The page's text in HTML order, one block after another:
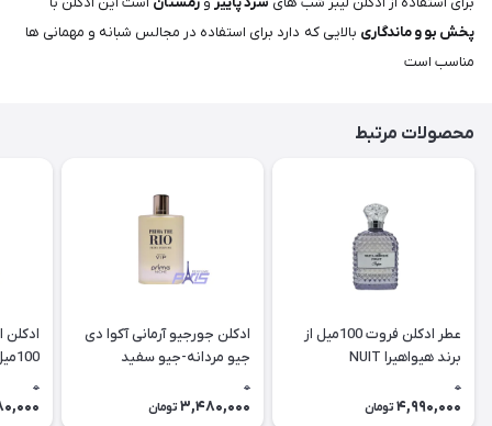
پخش بو و ماندگاری بالایی که دارد برای استفاده در مجالس شبانه و مهمانی ها
مناسب است
محصولات مرتبط
عطر ادکلن فروت 100میل از
برند هیواهیرا NUIT
0
4,990,000 تومان
ادکلن جورجیو آرمانی آکوا دی
جیو مردانه-جیو سفید
(prima the rio (vip
0
3,480,000 تومان
ادکلن
100میل پریما وی آی پی
0